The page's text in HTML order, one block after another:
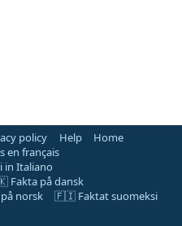
policy Help
Home
français
Italiano
Fakta på dansk
norsk
🇫🇮 Faktat suomeksi